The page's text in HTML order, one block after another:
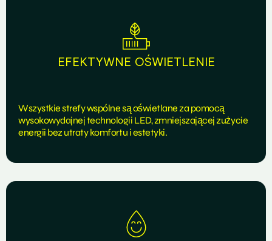
EFEKTYWNE OŚWIETLENIE
Wszystkie strefy wspólne są oświetlane za pomocą
wysokowydajnej technologii LED, zmniejszającej zużycie
energii bez utraty komfortu i estetyki.